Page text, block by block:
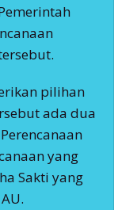
pilihan
ada dua
yang
Sakti yang